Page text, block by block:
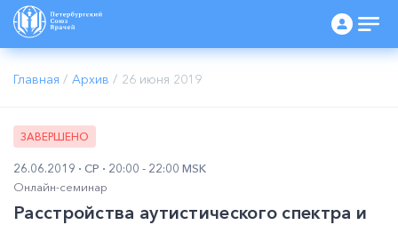
Главная / Архив / 26 июня 2019
ЗАВЕРШЕНО
26.06.2019 СР
20:00 - 22:00 MSK
Онлайн-семинар
Расстройства аутистического спектра и